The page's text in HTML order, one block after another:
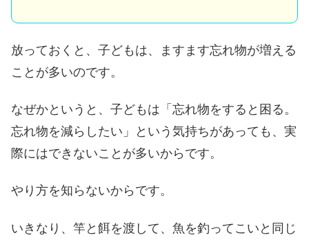
放っておくと、子どもは、
ますます忘れ物が増える
ことが多いのです。
なぜかというと、子どもは「忘れ物をすると困る。
忘れ物を減らしたい」という気持ちがあっても、 実
際にはできないことが多いからです。
やり方を知らないからです。
いきなり、竿と餌を渡して、魚を釣ってこいと同じ